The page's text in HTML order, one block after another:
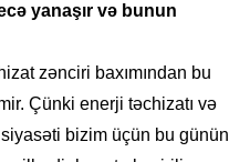
yanaşır və bunun
zənciri baxımından bu
Çünki enerji təchizatı və
bizim üçün bu günün